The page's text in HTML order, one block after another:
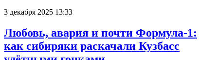
3 декабря 2025 13:33
Любовь, авария и почти Формула-1:
как сибиряки раскачали Кузбасс